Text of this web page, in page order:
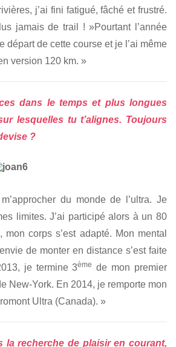
j’ai fini fatigué, fâché et frustré.
jamais de trail ! »Pourtant l’année
départ de cette course et je l’ai même
version 120 km. »
dans le temps et plus longues
lesquelles tu t’alignes. Toujours
?
du monde de l’ultra. Je
limites. J’ai participé alors à un 80
corps s’est adapté. Mon mental
de monter en distance s’est faite
je termine 3ème de mon premier
New-York. En 2014, je remporte mon
Ultra (Canada). »
la recherche de plaisir en courant,